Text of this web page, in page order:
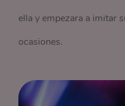
ella y empezara a imitar
ocasiones.